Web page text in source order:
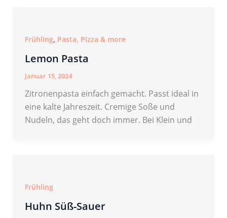
Frühling, Pasta, Pizza & more
Lemon Pasta
Januar 15, 2024
Zitronenpasta einfach gemacht. Passt ideal in
eine kalte Jahreszeit. Cremige Soße und
Nudeln, das geht doch immer. Bei Klein und
Frühling
Huhn Süß-Sauer